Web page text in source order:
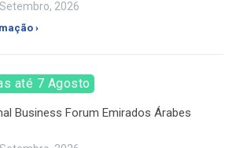
2026
›
até 7 Agosto
Business Forum Emirados Árabes